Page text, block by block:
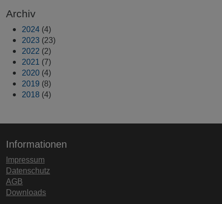
Archiv
2024 (4)
2023 (23)
2022 (2)
2021 (7)
2020 (4)
2019 (8)
2018 (4)
Informationen
Impressum
Datenschutz
AGB
Downloads